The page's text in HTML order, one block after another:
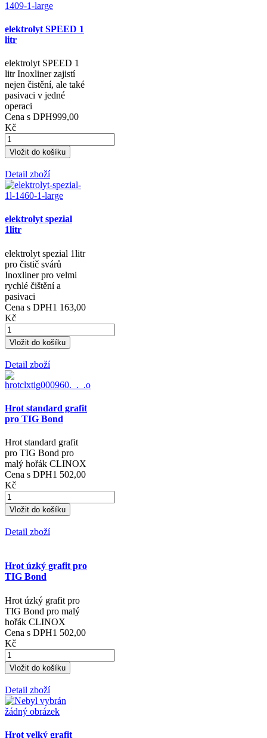
elektrolyt SPEED 1
litr
elektrolyt SPEED 1
litr Inoxliner zajistí
nejen čistění, ale také
pasivaci v jedné
operaci
Cena s DPH999,00
Kč
Detail zboží
elektrolyt spezial
1litr
elektrolyt spezial 1litr
pro čistič svárů
Inoxliner pro velmi
rychlé čištění a
pasivaci
Cena s DPH1 163,00
Kč
Detail zboží
Hrot standard grafit
pro TIG Bond
Hrot standard grafit
pro TIG Bond pro
malý hořák CLINOX
Cena s DPH1 502,00
Kč
Detail zboží
Hrot úzký grafit pro
TIG Bond
Hrot úzký grafit pro
TIG Bond pro malý
hořák CLINOX
Cena s DPH1 502,00
Kč
Detail zboží
Hrot velký grafit